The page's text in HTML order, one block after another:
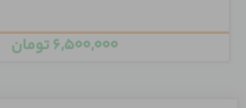
۶,۵۰۰,۰۰۰تومان